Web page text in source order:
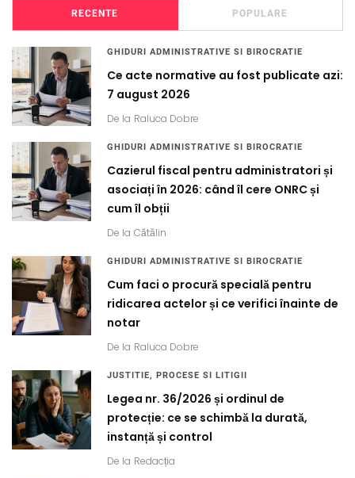
RECENTE POPULARE
GHIDURI ADMINISTRATIVE SI BIROCRATIE
Ce acte normative au fost publicate azi:
7 august 2026
De la Raluca Dobre
GHIDURI ADMINISTRATIVE SI BIROCRATIE
Cazierul fiscal pentru administratori și
asociați în 2026: când îl cere ONRC și
cum îl obții
De la Cătălin
GHIDURI ADMINISTRATIVE SI BIROCRATIE
Cum faci o procură specială pentru
ridicarea actelor și ce verifici înainte de
notar
De la Raluca Dobre
JUSTITIE, PROCESE SI LITIGII
Legea nr. 36/2026 și ordinul de
protecție: ce se schimbă la durată,
instanță și control
De la Redacția